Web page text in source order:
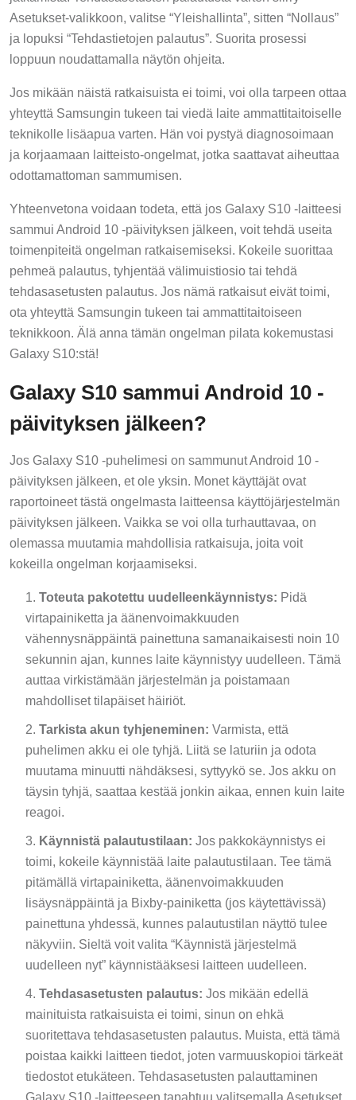
Asetukset-valikkoon, valitse “Yleishallinta”, sitten “Nollaus”
ja lopuksi “Tehdastietojen palautus”. Suorita prosessi
loppuun noudattamalla näytön ohjeita.
Jos mikään näistä ratkaisuista ei toimi, voi olla tarpeen ottaa
yhteyttä Samsungin tukeen tai viedä laite ammattitaitoiselle
teknikolle lisäapua varten. Hän voi pystyä diagnosoimaan
ja korjaamaan laitteisto-ongelmat, jotka saattavat aiheuttaa
odottamattoman sammumisen.
Yhteenvetona voidaan todeta, että jos Galaxy S10 -laitteesi
sammui Android 10 -päivityksen jälkeen, voit tehdä useita
toimenpiteitä ongelman ratkaisemiseksi. Kokeile suorittaa
pehmeä palautus, tyhjentää välimuistiosio tai tehdä
tehdasasetusten palautus. Jos nämä ratkaisut eivät toimi,
ota yhteyttä Samsungin tukeen tai ammattitaitoiseen
teknikkoon. Älä anna tämän ongelman pilata kokemustasi
Galaxy S10:stä!
Galaxy S10 sammui Android 10 -
päivityksen jälkeen?
Jos Galaxy S10 -puhelimesi on sammunut Android 10 -
päivityksen jälkeen, et ole yksin. Monet käyttäjät ovat
raportoineet tästä ongelmasta laitteensa käyttöjärjestelmän
päivityksen jälkeen. Vaikka se voi olla turhauttavaa, on
olemassa muutamia mahdollisia ratkaisuja, joita voit
kokeilla ongelman korjaamiseksi.
Toteuta pakotettu uudelleenkäynnistys: Pidä
virtapainiketta ja äänenvoimakkuuden
vähennysnäppäintä painettuna samanaikaisesti noin 10
sekunnin ajan, kunnes laite käynnistyy uudelleen. Tämä
auttaa virkistämään järjestelmän ja poistamaan
mahdolliset tilapäiset häiriöt.
Tarkista akun tyhjeneminen: Varmista, että
puhelimen akku ei ole tyhjä. Liitä se laturiin ja odota
muutama minuutti nähdäksesi, syttyykö se. Jos akku on
täysin tyhjä, saattaa kestää jonkin aikaa, ennen kuin laite
reagoi.
Käynnistä palautustilaan: Jos pakkokäynnistys ei
toimi, kokeile käynnistää laite palautustilaan. Tee tämä
pitämällä virtapainiketta, äänenvoimakkuuden
lisäysnäppäintä ja Bixby-painiketta (jos käytettävissä)
painettuna yhdessä, kunnes palautustilan näyttö tulee
näkyviin. Sieltä voit valita “Käynnistä järjestelmä
uudelleen nyt” käynnistääksesi laitteen uudelleen.
Tehdasasetusten palautus: Jos mikään edellä
mainituista ratkaisuista ei toimi, sinun on ehkä
suoritettava tehdasasetusten palautus. Muista, että tämä
poistaa kaikki laitteen tiedot, joten varmuuskopioi tärkeät
tiedostot etukäteen. Tehdasasetusten palauttaminen
Galaxy S10 -laitteeseen tapahtuu valitsemalla Asetukset